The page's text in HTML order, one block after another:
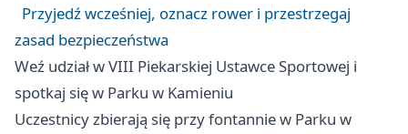
Przyjedź wcześniej, oznacz rower i przestrzegaj
zasad bezpieczeństwa
Weź udział w VIII Piekarskiej Ustawce Sportowej i
spotkaj się w Parku w Kamieniu
Uczestnicy zbierają się przy fontannie w Parku w